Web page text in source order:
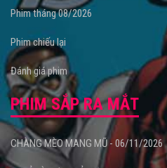
Phim tháng 08/2026
Phim chiếu lại
Đánh giá phim
PHIM SẮP RA MẮT
CHÀNG MÈO MANG MŨ - 06/11/2026